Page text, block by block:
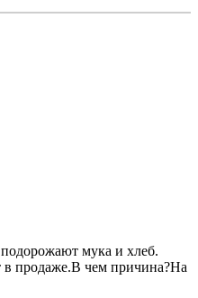
мука и хлеб.
в продаже.В чем причина?На